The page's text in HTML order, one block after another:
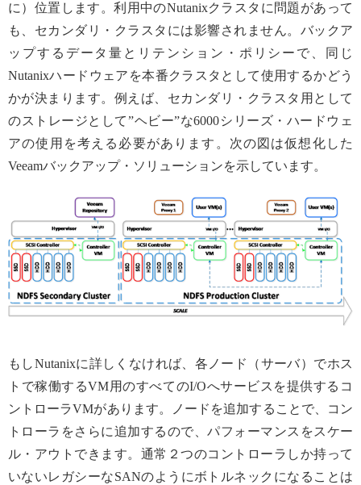
に）位置します。利用中のNutanixクラスタに問題があって
も、セカンダリ・クラスタには影響されません。バックア
ップするデータ量とリテンション・ポリシーで、同じ
Nutanixハードウェアを本番クラスタとして使用するかどう
かが決まります。例えば、セカンダリ・クラスタ用として
のストレージとして”ヘビー”な6000シリーズ・ハードウェ
アの使用を考える必要があります。次の図は仮想化した
Veeamバックアップ・ソリューションを示しています。
もしNutanixに詳しくなければ、各ノード（サーバ）でホス
トで稼働するVM用のすべてのI/Oへサービスを提供するコ
ントローラVMがあります。ノードを追加することで、コン
トローラをさらに追加するので、パフォーマンスをスケー
ル・アウトできます。通常２つのコントローラしか持って
いないレガシーなSANのようにボトルネックになることは